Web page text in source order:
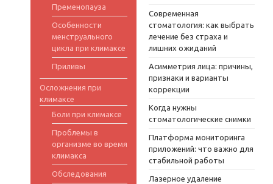
Пременопауза
Особенности
менструального
цикла при климаксе
Приливы
Осложнения при
климаксе
Боли при климаксе
Проблемы в
организме во время
климакса
Обследования
Современная
стоматология: как выбрать
лечение без страха и
лишних ожиданий
Асимметрия лица: причины,
признаки и варианты
коррекции
Когда нужны
стоматологические снимки
Платформа мониторинга
приложений: что важно для
стабильной работы
Лазерное удаление